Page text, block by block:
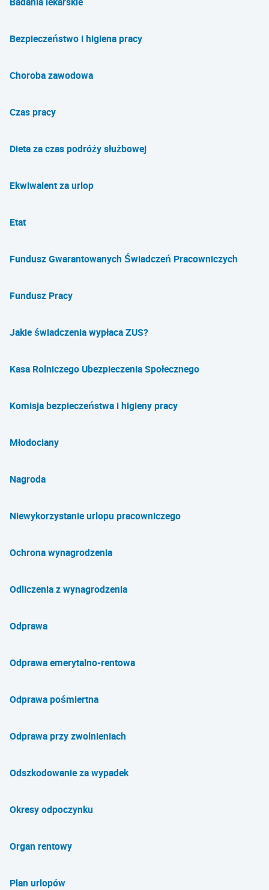
Bezpieczeństwo i higiena pracy
Choroba zawodowa
Czas pracy
Dieta za czas podróży służbowej
Ekwiwalent za urlop
Etat
Fundusz Gwarantowanych Świadczeń Pracowniczych
Fundusz Pracy
Jakie świadczenia wypłaca ZUS?
Kasa Rolniczego Ubezpieczenia Społecznego
Komisja bezpieczeństwa i higieny pracy
Młodociany
Nagroda
Niewykorzystanie urlopu pracowniczego
Ochrona wynagrodzenia
Odliczenia z wynagrodzenia
Odprawa
Odprawa emerytalno-rentowa
Odprawa pośmiertna
Odprawa przy zwolnieniach
Odszkodowanie za wypadek
Okresy odpoczynku
Organ rentowy
Plan urlopów